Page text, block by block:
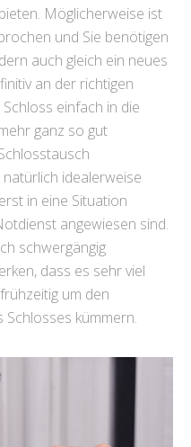
Möglicherweise ist
und Sie benötigen
auch gleich ein neues
an der richtigen
einfach in die
ganz so gut
idealerweise
in eine Situation
angewiesen sind.
schwergängig
dass es sehr viel
um den
kümmern.